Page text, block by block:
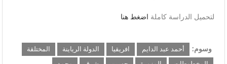
لتحميل الدراسة كاملة اضغط هنا
وسوم: أحمد عبد الدايم افريقيا الدولة الرياينة
المختلقة